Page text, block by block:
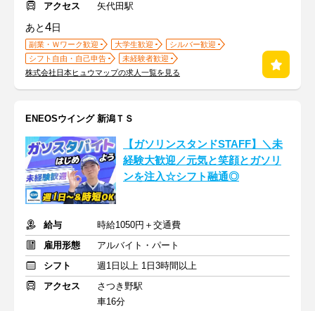
アクセス
矢代田駅
あと4日
副業・Ｗワーク歓迎 大学生歓迎
シルバー歓迎
シフト自由・自己申告
未経験者歓迎
株式会社日本ヒュウマップの求人一覧を見る
ENEOSウイング 新潟ＴＳ
【ガソリンスタンドSTAFF】＼未
経験大歓迎／元気と笑顔とガソリ
ンを注入☆シフト融通◎
給与
時給1050円＋交通費
雇用形態
アルバイト・パート
シフト
週1日以上 1日3時間以上
アクセス
さつき野駅
車16分